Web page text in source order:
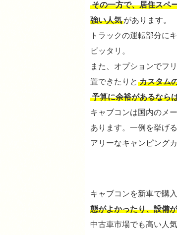
その一方で、居住スペ
強い人気 があります。
トラックの運転部分に
ピッタリ。
また、オプションでフ
置できたりと カスタム
予算に余裕があるなら
キャブコンは国内のメ
あります。一例を挙げ
アリーなキャンピング
キャブコンを新車で購
態がよかったり、設備
中古車市場でも高い人